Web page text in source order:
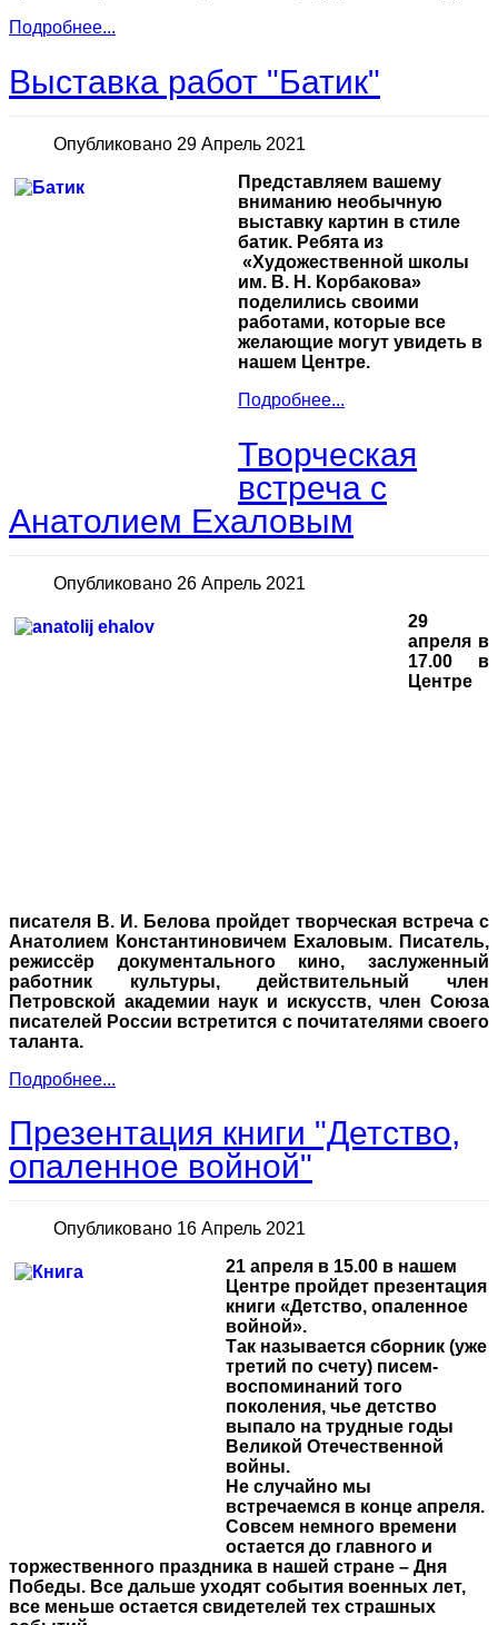
Подробнее...
Выставка работ "Батик"
Опубликовано 29 Апрель 2021
Представляем вашему
вниманию необычную
выставку картин в стиле
батик. Ребята из
«Художественной школы
им. В. Н. Корбакова»
поделились своими
работами, которые все
желающие могут увидеть в
нашем Центре.
Подробнее...
Творческая
встреча с
Анатолием Ехаловым
Опубликовано 26 Апрель 2021
29
апреля в
17.00 в
Центре
писателя В. И. Белова пройдет творческая встреча с
Анатолием Константиновичем Ехаловым. Писатель,
режиссёр документального кино, заслуженный
работник культуры, действительный член
Петровской академии наук и искусств, член Союза
писателей России встретится с почитателями своего
таланта.
Подробнее...
Презентация книги "Детство,
опаленное войной"
Опубликовано 16 Апрель 2021
21 апреля в 15.00 в нашем
Центре пройдет презентация
книги «Детство, опаленное
войной».
Так называется сборник (уже
третий по счету) писем-
воспоминаний того
поколения, чье детство
выпало на трудные годы
Великой Отечественной
войны.
Не случайно мы
встречаемся в конце апреля.
Совсем немного времени
остается до главного и
торжественного праздника в нашей стране – Дня
Победы. Все дальше уходят события военных лет,
все меньше остается свидетелей тех страшных